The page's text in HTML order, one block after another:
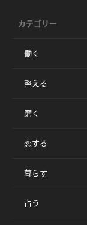
カテゴリー
働く
整える
磨く
恋する
暮らす
占う